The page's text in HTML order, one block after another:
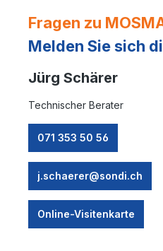
Fragen zu
Melden Sie sich
Jürg Schärer
Technischer Berater
071 353 50 56
j.schaerer@sondi.ch
Online-Visitenkarte